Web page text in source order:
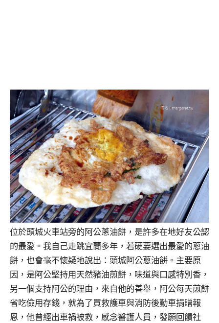
位於頭城火車站旁的阿公蔥油餅，是許多在地好友公認
的最愛。我自己走跳宜蘭多年，若硬要選出最愛的蔥油
餅，也會毫不懷疑地說出：頭城阿公蔥油餅。主要原
因，是阿公堅持用天然豬油煎餅，味道與口感特別香，
另一個支持阿公的理由，來自他的善舉，阿公每天煎餅
省吃儉用存錢，就為了買救護車與消防後勤車捐贈報
恩，他曾經出車禍被救，感念醫護人員，發願回饋社